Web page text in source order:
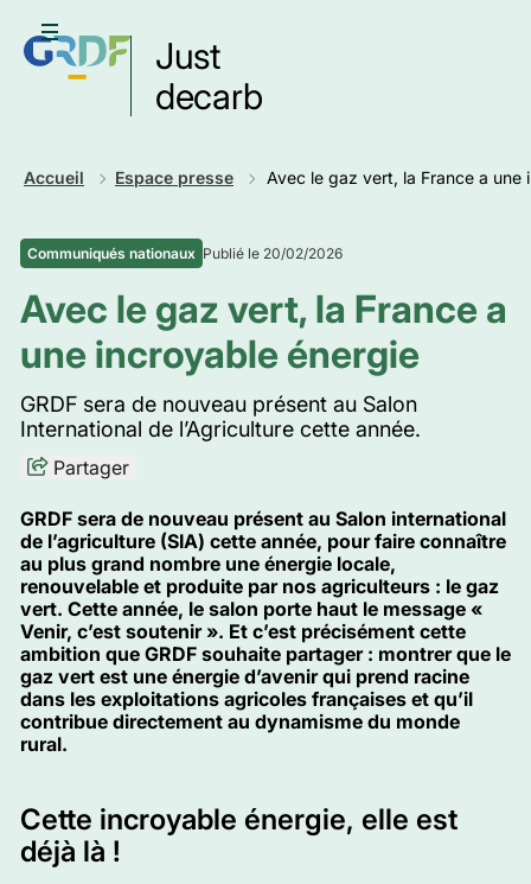
contenu
principal
Ouvrir le menuJust
decarb
Retour
Accueil Espace presse Avec le gaz vert, la France a une
Communiqués nationaux Publié le 20/02/2026
Avec le gaz vert, la France a
une incroyable énergie
GRDF sera de nouveau présent au Salon
International de l’Agriculture cette année.
Partager
GRDF sera de nouveau présent au Salon international
de l’agriculture (SIA) cette année, pour faire connaître
au plus grand nombre une énergie locale,
renouvelable et produite par nos agriculteurs : le gaz
vert. Cette année, le salon porte haut le message «
Venir, c’est soutenir ». Et c’est précisément cette
ambition que GRDF souhaite partager : montrer que le
gaz vert est une énergie d’avenir qui prend racine
dans les exploitations agricoles françaises et qu’il
contribue directement au dynamisme du monde
rural.
Cette incroyable énergie, elle est
déjà là !